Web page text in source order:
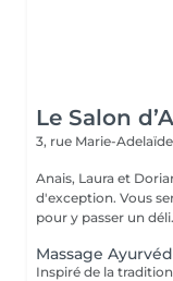
Le Salon
3, rue Marie-Adelaïde
Anais, Laura et
d'exception. Vous serez accueillis dans un cadre raffiné et feutré
pour y passer un
Massage